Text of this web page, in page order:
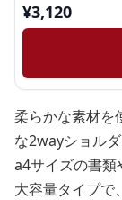
¥3,120
柔らかな素材を
な2wayショルダ
a4サイズの書類
大容量タイプで